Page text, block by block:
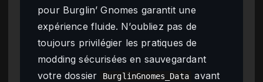
pour Burglin’ Gnomes garantit une
expérience fluide. N’oubliez pas de
toujours privilégier les pratiques de
modding sécurisées en sauvegardant
votre dossier
BurglinGnomes_Data avant